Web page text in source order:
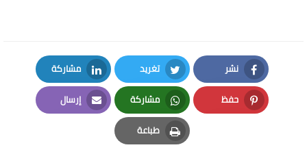
نشر
Facebook
تغريد
Twitter
مشاركة
LinkedIn
حفظ
Pinterest
مشاركة
Whatsapp
إرسال
Email
طباعة
Print